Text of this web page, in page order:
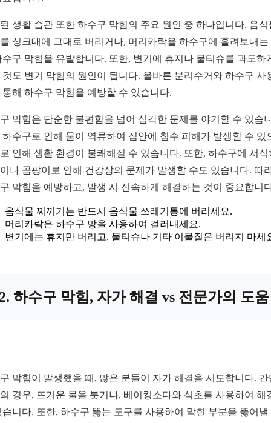
생활 습관 또한 하수구 막힘의 주요 원인 중 하나입니다. 음식
싱크대에 그대로 버리거나, 머리카락을 하수구에 흘려보내는
수구 막힘을 유발합니다. 또한, 변기에 휴지나 물티슈를 과도하
것도 변기 막힘의 원인이 됩니다. 올바른 분리수거와 하수구 사
통해 하수구 막힘을 예방할 수 있습니다.
막힘은 단순한 불편함을 넘어 심각한 문제를 야기할 수 있습
하수구로 인해 물이 역류하여 집안에 침수 피해가 발생할 수 있
인해 생활 환경이 불쾌해질 수 있습니다. 또한, 하수구에 서식
나 곰팡이로 인해 건강상의 문제가 발생할 수도 있습니다. 따
막힘을 예방하고, 발생 시 신속하게 해결하는 것이 중요합니
음식물 찌꺼기는 반드시 음식물 쓰레기통에 버리세요.
머리카락은 하수구 망을 사용하여 걸러내세요.
변기에는 휴지만 버리고, 물티슈나 기타 이물질은 버리지 마세
하수구 막힘, 자가 해결 vs 전문가의 도움
막힘이 발생했을 때, 많은 분들이 자가 해결을 시도합니다. 간
경우, 뜨거운 물을 붓거나, 베이킹소다와 식초를 사용하여 해
습니다. 또한, 하수구 뚫는 도구를 사용하여 막힌 부분을 뚫어낼